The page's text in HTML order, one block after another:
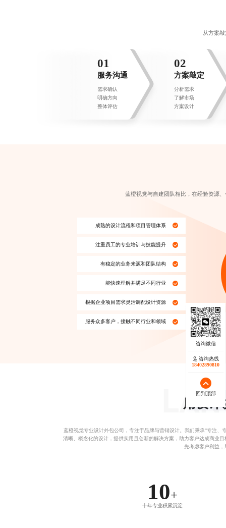
从方案
01
服务沟通
需求确认
明确方向
整体评估
02
方案敲定
分析需求
了解市场
方案设计
蓝橙视觉与自建团队相比，在经验资源
成熟的设计流程和项目管理体系
注重员工的专业培训与技能提升
有稳定的业务来源和团队结构
能快速理解并满足不同行业
根据企业项目需求灵活调配设计资源
服务众多客户，接触不同行业和领域
用设计
蓝橙视觉专业设计外包公司
，专注于品牌与营销设计。我们秉承“专注
清晰、概念化的设计，提供实用且创新的解决方案，助力客户达成商业
先考虑客户利益
10+
十年专业积累沉淀
咨询热线
17723342546
回到顶部
咨询热线
18402890810
回到顶部